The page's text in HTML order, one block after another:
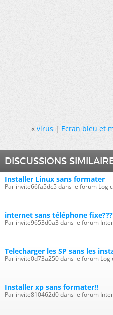
« virus|Ecran bleu et
DISCUSSIONS
Installer Linux sans formater
Par invite66fa5dc5 dans le forum
internet sans téléphone fixe???
Par invite9653d0a3 dans le forum
Telecharger les SP sans les
Par invite0d73a250 dans le forum
Installer xp sans formater!!
Par invite810462d0 dans le forum